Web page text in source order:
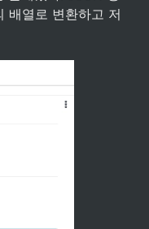
열로 변환하고 저